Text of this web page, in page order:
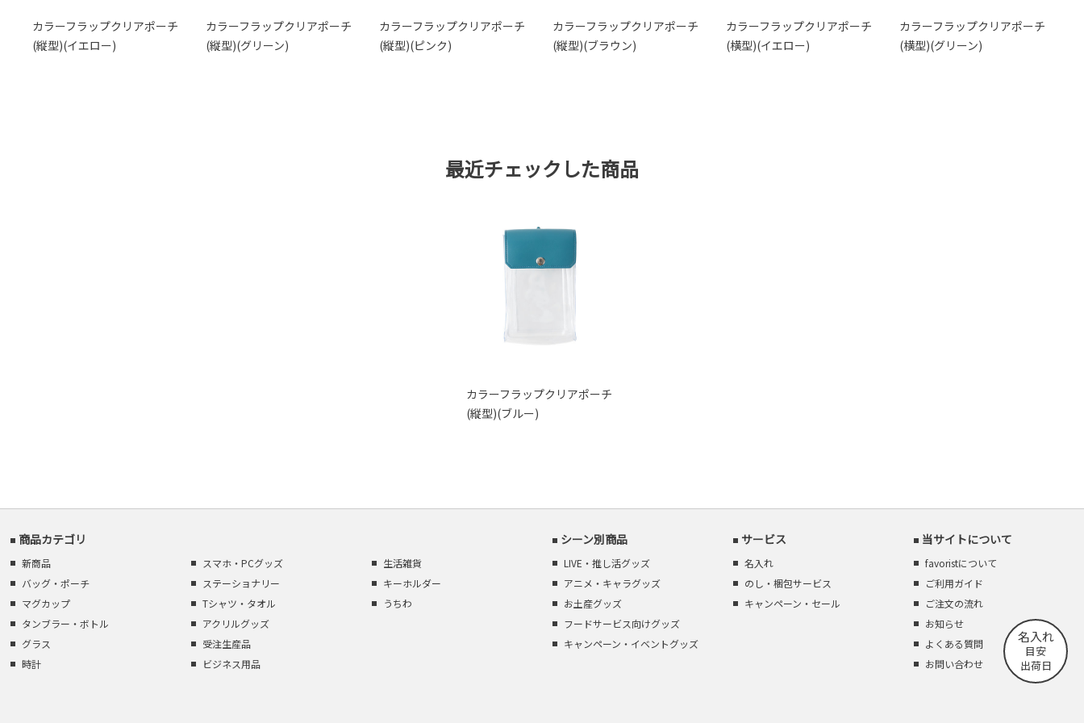
カラーフラップクリアポーチ
(縦型)(イエロー)
カラーフラップクリアポーチ
(縦型)(グリーン)
カラーフラップクリアポーチ
(縦型)(ピンク)
カラーフラップクリアポーチ
(縦型)(ブラウン)
カラーフラップクリアポーチ
(横型)(イエロー)
カラーフラップクリアポーチ
(横型)(グリーン)
最近チェックした商品
カラーフラップクリアポーチ
(縦型)(ブルー)
商品カテゴリ
新商品
バッグ・ポーチ
マグカップ
タンブラー・ボトル
グラス
時計
スマホ・PCグッズ
ステーショナリー
Tシャツ・タオル
アクリルグッズ
受注生産品
ビジネス用品
生活雑貨
キーホルダー
うちわ
シーン別商品
LIVE・推し活グッズ
アニメ・キャラグッズ
お土産グッズ
フードサービス向けグッズ
キャンペーン・イベントグッズ
サービス
名入れ
のし・梱包サービス
キャンペーン・セール
当サイトについて
favoristについて
ご利用ガイド
ご注文の流れ
お知らせ
よくある質問
お問い合わせ
名入れ
目安
出荷日